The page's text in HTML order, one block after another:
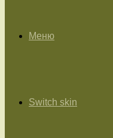
Меню
Switch skin